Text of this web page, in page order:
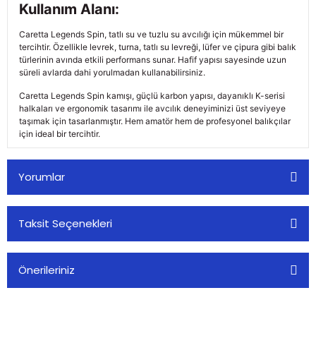
Kullanım Alanı:
Caretta Legends Spin, tatlı su ve tuzlu su avcılığı için mükemmel bir
tercihtir. Özellikle levrek, turna, tatlı su levreği, lüfer ve çipura gibi balık
türlerinin avında etkili performans sunar. Hafif yapısı sayesinde uzun
süreli avlarda dahi yorulmadan kullanabilirsiniz.
Caretta Legends Spin kamışı, güçlü karbon yapısı, dayanıklı K-serisi
halkaları ve ergonomik tasarımı ile avcılık deneyiminizi üst seviyeye
taşımak için tasarlanmıştır. Hem amatör hem de profesyonel balıkçılar
için ideal bir tercihtir.
Yorumlar
Taksit Seçenekleri
Önerileriniz